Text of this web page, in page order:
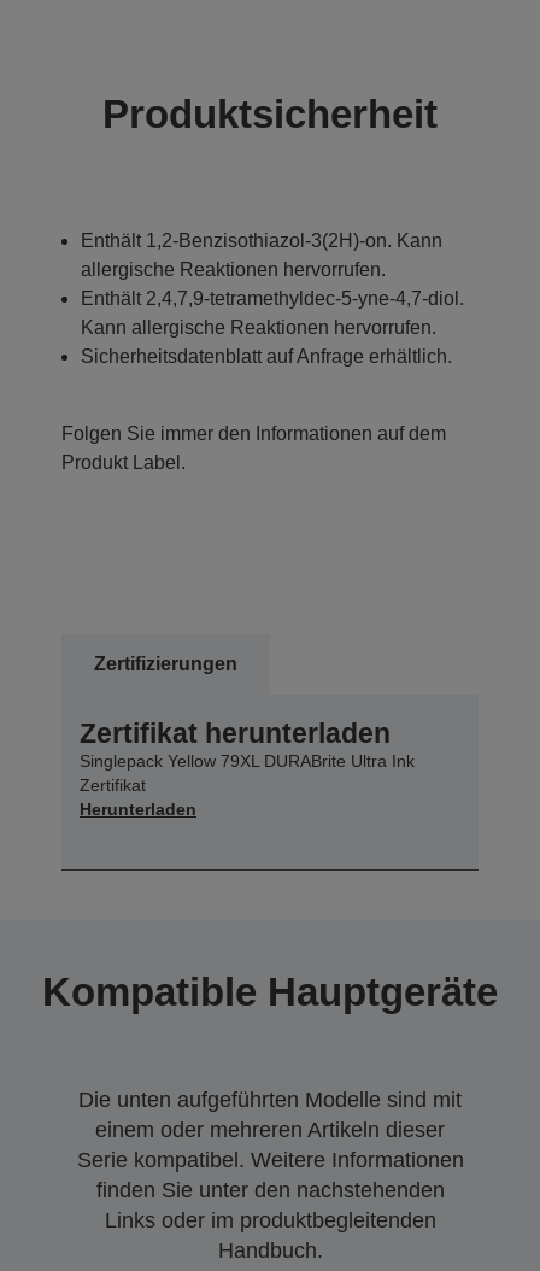
Produktsicherheit
Enthält 1,2-Benzisothiazol-3(2H)-on. Kann
allergische Reaktionen hervorrufen.
Enthält 2,4,7,9-tetramethyldec-5-yne-4,7-diol.
Kann allergische Reaktionen hervorrufen.
Sicherheitsdatenblatt auf Anfrage erhältlich.
Folgen Sie immer den Informationen auf dem
Produkt Label.
Zertifizierungen
Zertifikat herunterladen
Singlepack Yellow 79XL DURABrite Ultra Ink
Zertifikat
Herunterladen
Kompatible Hauptgeräte
Die unten aufgeführten Modelle sind mit
einem oder mehreren Artikeln dieser
Serie kompatibel. Weitere Informationen
finden Sie unter den nachstehenden
Links oder im produktbegleitenden
Handbuch.